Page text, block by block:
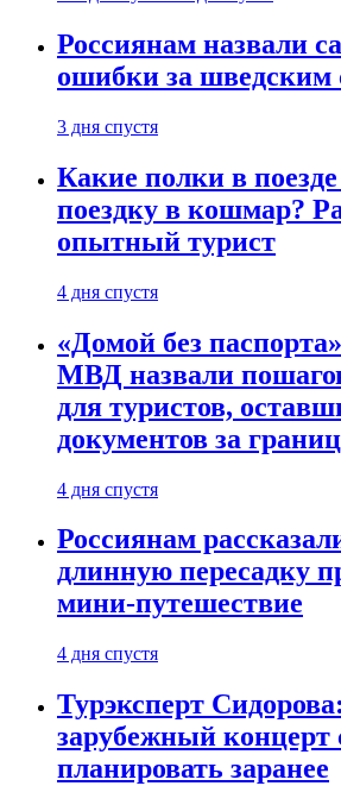
Россиянам назвали
ошибки за шведским
3 дня спустя
Какие полки в
поездку в кошмар?
опытный турист
4 дня спустя
«Домой без
МВД назвали
для туристов,
документов за
4 дня спустя
Россиянам
длинную пересадку
мини-путешествие
4 дня спустя
Турэксперт
зарубежный концерт
планировать заранее